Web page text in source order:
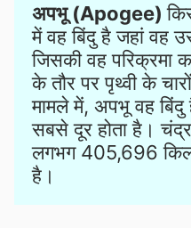
अपभू (Apogee)
में वह बिंदु है जहां वह
जिसकी वह परिक्रमा
के तौर पर पृथ्वी के
मामले में, अपभू वह बिंदु
सबसे दूर होता है।
लगभग 405,696
है।